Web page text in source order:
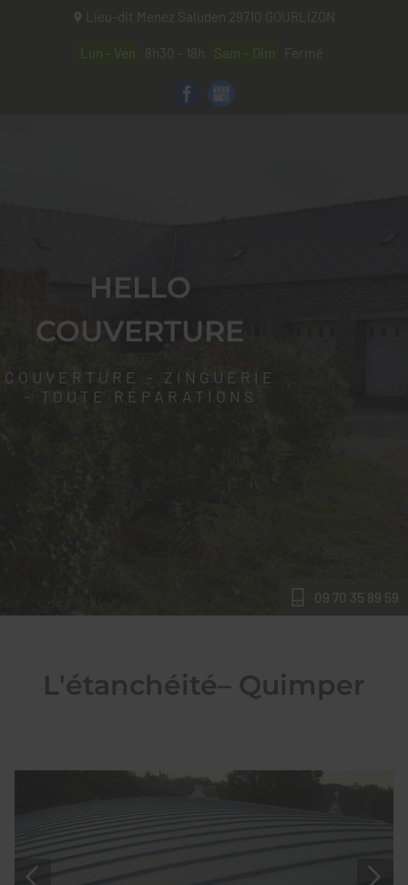
Lieu-dit Menez Saluden 29710 GOURLIZON
Lun - Ven 8h30 - 18h Sam - Dim Fermé
HELLO
COUVERTURE
COUVERTURE - ZINGUERIE
- TOUTE RÉPARATIONS
09 70 35 89 59
L'étanchéité– Quimper